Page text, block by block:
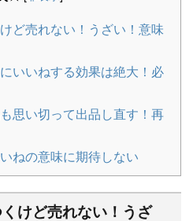
ど売れない！うざい！意味
いいねする効果は絶大！必
思い切って出品し直す！再
ねの意味に期待しない
けど売れない！うざ